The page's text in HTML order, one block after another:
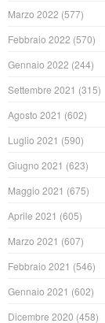
Marzo 2022 (577)
Febbraio 2022 (570)
Gennaio 2022 (244)
Settembre 2021 (315)
Agosto 2021 (602)
Luglio 2021 (590)
Giugno 2021 (623)
Maggio 2021 (675)
Aprile 2021 (605)
Marzo 2021 (607)
Febbraio 2021 (546)
Gennaio 2021 (602)
Dicembre 2020 (458)